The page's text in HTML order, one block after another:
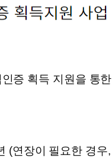
증 획득 지원을 통
(연장이 필요한 경우